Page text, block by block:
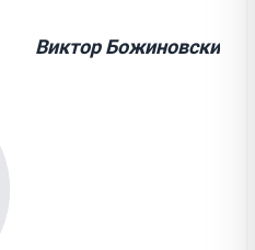
Виктор Божиновски